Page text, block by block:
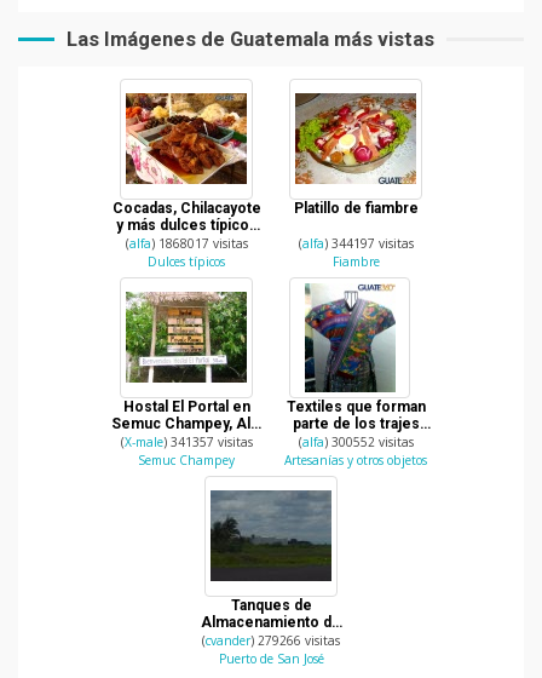
Las Imágenes de Guatemala más vistas
Cocadas, Chilacayote
y más dulces típicos
de Guatemala
(alfa) 1868017 visitas
Dulces típicos
Platillo de fiambre
(alfa) 344197 visitas
Fiambre
Hostal El Portal en
Semuc Champey, Alta
Verapaz
(X-male) 341357 visitas
Semuc Champey
Textiles que forman
parte de los trajes
tipicos de Guatemala
(alfa) 300552 visitas
Artesanías y otros objetos
Tanques de
Almacenamiento de
gasolina
(cvander) 279266 visitas
Puerto de San José